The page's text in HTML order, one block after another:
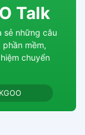
Talk
sẻ những câu
mềm,
chuyển